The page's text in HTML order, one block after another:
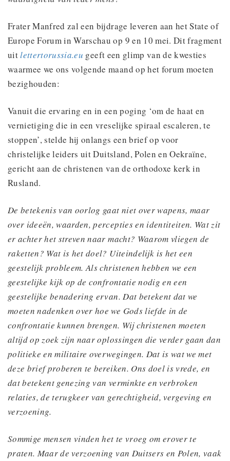
Frater Manfred zal een bijdrage leveren aan het State of
Europe Forum in Warschau op 9 en 10 mei. Dit fragment
uitlettertorussia.eu geeft een glimp van de kwesties
waarmee we ons volgende maand op het forum moeten
bezighouden:
Vanuit die ervaring en in een poging ‘om de haat en
vernietiging die in een vreselijke spiraal escaleren, te
stoppen’, stelde hij onlangs een brief op voor
christelijke leiders uit Duitsland, Polen en Oekraïne,
gericht aan de christenen van de orthodoxe kerk in
Rusland.
De betekenis van oorlog gaat niet over wapens, maar
over ideeën, waarden, percepties en identiteiten. Wat zit
er achter het streven naar macht? Waarom vliegen de
raketten? Wat is het doel? Uiteindelijk is het een
geestelijk probleem. Als christenen hebben we een
geestelijke kijk op de confrontatie nodig en een
geestelijke benadering ervan. Dat betekent dat we
moeten nadenken over hoe we Gods liefde in de
confrontatie kunnen brengen. Wij christenen moeten
altijd op zoek zijn naar oplossingen die verder gaan dan
politieke en militaire overwegingen. Dat is wat we met
deze brief proberen te bereiken. Ons doel is vrede, en
dat betekent genezing van verminkte en verbroken
relaties, de terugkeer van gerechtigheid, vergeving en
verzoening.
Sommige mensen vinden het te vroeg om erover te
praten. Maar de verzoening van Duitsers en Polen, vaak